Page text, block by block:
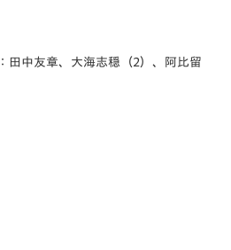
田中友章、大海志穏（2）、阿比留